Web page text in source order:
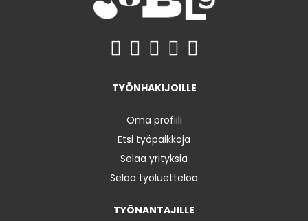
TYÖNHAKIJOILLE
Oma profiili
Etsi työpaikkoja
Selaa yrityksiä
Selaa työluetteloa
TYÖNANTAJILLE